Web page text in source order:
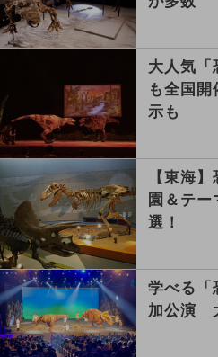
大人気「
も全国
示も
【東海
園＆テ
選！
学べる「
加公演